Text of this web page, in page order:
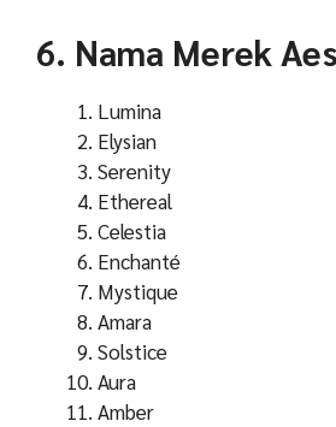
6. Nama Merek
Lumina
Elysian
Serenity
Ethereal
Celestia
Enchanté
Mystique
Amara
Solstice
Aura
Amber